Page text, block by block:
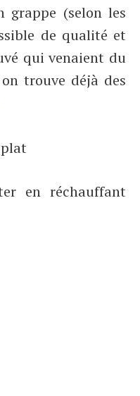
grappe (selon les
de qualité et
qui venaient du
trouve déjà des
en réchauffant